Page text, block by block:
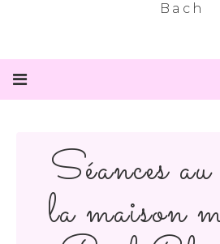
Bach
Séances
la maison